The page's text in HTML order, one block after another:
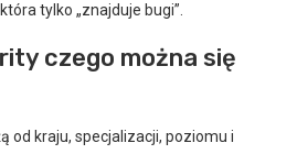
tylko „znajduje bugi”.
czego można się
od kraju, specjalizacji, poziomu i